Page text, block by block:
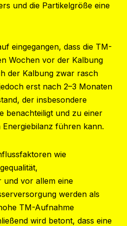
und die Partikelgröße eine
eingegangen, dass die TM-
Wochen vor der Kalbung
der Kalbung zwar rasch
erst nach 2–3 Monaten
der insbesondere
benachteiligt und zu einer
führen kann.
wie
und vor allem eine
werden als
TM-Aufnahme
wird betont, dass eine